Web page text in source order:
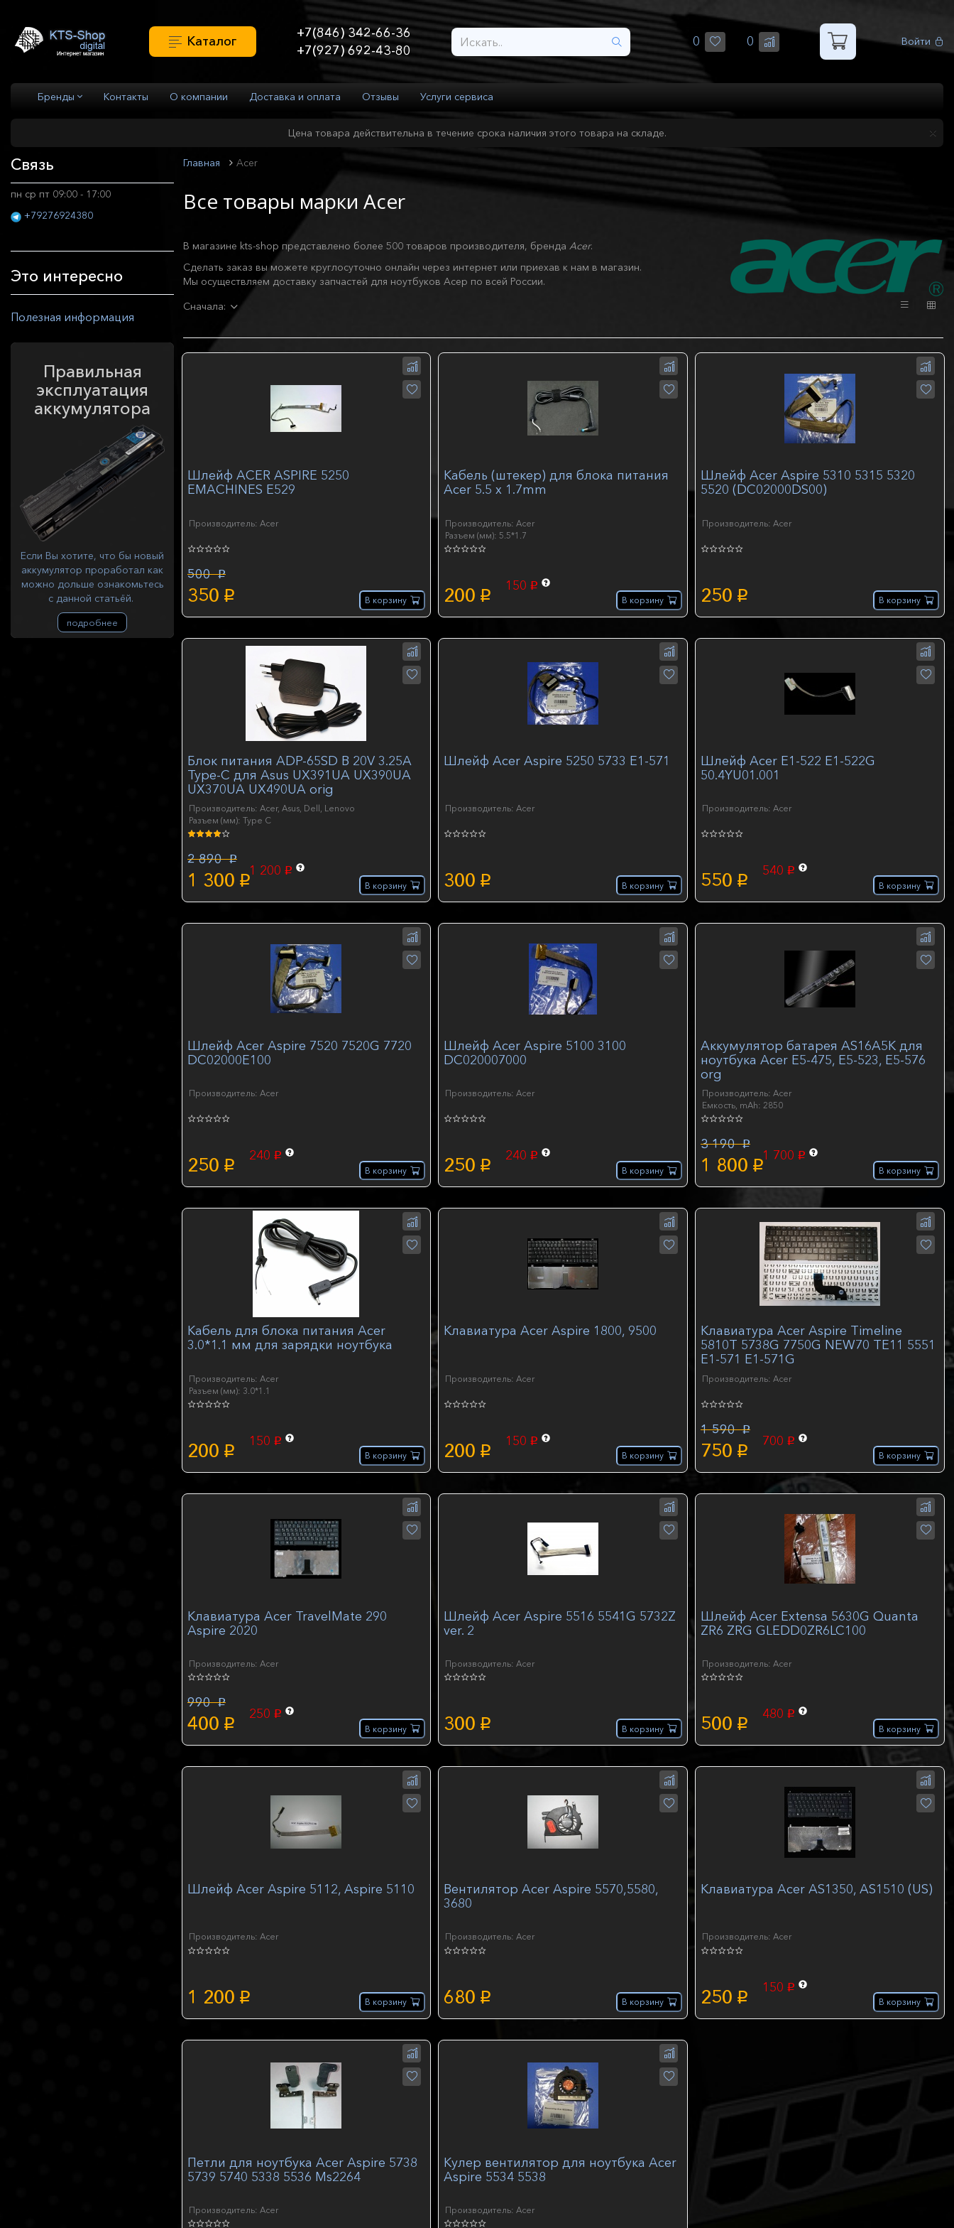
Каталог
+7(846) 342-66-36
+7(927) 692-43-80
0 0 Войти
Бренды Контакты О компании Доставка и оплата Отзывы Услуги сервиса
Цена товара действительна в течение срока наличия этого товара на складе.
Связь
пн ср пт 09:00 - 17:00
+79276924380
Это интересно
Полезная информация
Правильная
эксплуатация
аккумулятора
Если Вы хотите, что бы новый
аккумулятор проработал как
можно дольше ознакомьтесь
с данной статьёй.
подробнее
Главная Acer
Все товары марки Acer
В магазине kts-shop представлено более 500 товаров производителя, бренда Acer.
Сделать заказ вы можете круглосуточно онлайн через интернет или приехав к нам в магазин.
Мы осуществляем доставку запчастей для ноутбуков Асер по всей России.
Сначала:
Шлейф ACER ASPIRE 5250
EMACHINES E529
Производитель: Acer
500 p
350 p В корзину
Кабель (штекер) для блока питания
Acer 5.5 х 1.7mm
Производитель: Acer
Разъем (мм): 5.5*1.7
200 p
150 p
В корзину
Шлейф Acer Aspire 5310 5315 5320
5520 (DC02000DS00)
Производитель: Acer
250 p В корзину
Блок питания ADP-65SD B 20V 3.25A
Type-C для Asus UX391UA UX390UA
UX370UA UX490UA orig
Производитель: Acer, Asus, Dell, Lenovo
Разъем (мм): Type C
2 890 p
1 300 p
1 200 p
В корзину
Шлейф Acer Aspire 5250 5733 E1-571
Производитель: Acer
300 p В корзину
Шлейф Acer E1-522 E1-522G
50.4YU01.001
Производитель: Acer
550 p
540 p
В корзину
Шлейф Acer Aspire 7520 7520G 7720
DC02000E100
Производитель: Acer
250 p
240 p
В корзину
Шлейф Acer Aspire 5100 3100
DC020007000
Производитель: Acer
250 p
240 p
В корзину
Аккумулятор батарея AS16A5K для
ноутбука Acer E5-475, E5-523, E5-576
org
Производитель: Acer
Емкость, mAh: 2850
3 190 p
1 800 p
1 700 p
В корзину
Кабель для блока питания Acer
3.0*1.1 мм для зарядки ноутбука
Производитель: Acer
Разъем (мм): 3.0*1.1
200 p
150 p
В корзину
Клавиатура Acer Aspire 1800, 9500
Производитель: Acer
200 p
150 p
В корзину
Клавиатура Acer Aspire Timeline
5810T 5738G 7750G NEW70 TE11 5551
E1-571 E1-571G
Производитель: Acer
1 590 p
750 p
700 p
В корзину
Клавиатура Acer TravelMate 290
Aspire 2020
Производитель: Acer
990 p
400 p
250 p
В корзину
Шлейф Acer Aspire 5516 5541G 5732Z
ver. 2
Производитель: Acer
300 p В корзину
Шлейф Acer Extensa 5630G Quanta
ZR6 ZRG GLEDD0ZR6LC100
Производитель: Acer
500 p
480 p
В корзину
Шлейф Acer Aspire 5112, Aspire 5110
Производитель: Acer
1 200 p В корзину
Вентилятор Acer Aspire 5570,5580,
3680
Производитель: Acer
680 p В корзину
Клавиатура Acer AS1350, AS1510 (US)
Производитель: Acer
250 p
150 p
В корзину
Петли для ноутбука Acer Aspire 5738
5739 5740 5338 5536 Ms2264
Производитель: Acer
Кулер вентилятор для ноутбука Acer
Aspire 5534 5538
Производитель: Acer